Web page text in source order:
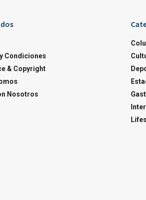
Condiciones
& Copyright
Nosotros